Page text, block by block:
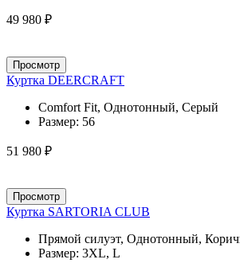
49 980 ₽
Просмотр
Куртка DEERCRAFT
Comfort Fit, Однотонный, Серый
Размер: 56
51 980 ₽
Просмотр
Куртка SARTORIA CLUB
Прямой силуэт, Однотонный,
Размер: 3XL, L